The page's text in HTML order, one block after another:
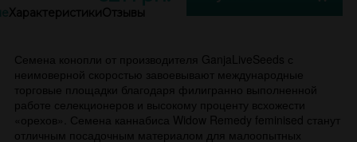
ХарактеристикиОтзывы
Семена конопли от производителя GanjaLiveSeeds с
неимоверной скоростью завоевывают международные
торговые площадки благодаря филигранно выполненной
работе селекционеров и высокому проценту всхожести
«орехов». Семена каннабиса Widow Remedy feminised станут
отличным посадочным материалом для малоопытных